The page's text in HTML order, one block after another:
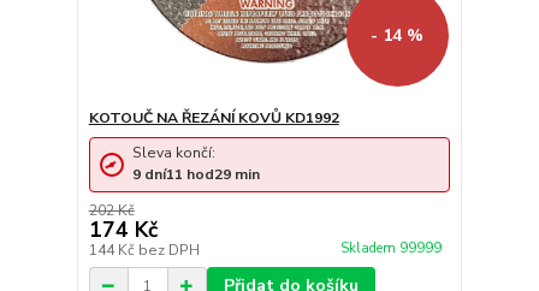
- 14 %
KOTOUČ NA ŘEZÁNÍ KOVŮ KD1992
202 Kč
174 Kč
144 Kč bez DPH Skladem 99999
Sleva končí:
9 dní11 hod29 min
Přidat do košíku